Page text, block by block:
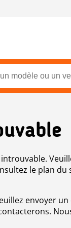
le plan
envoyer